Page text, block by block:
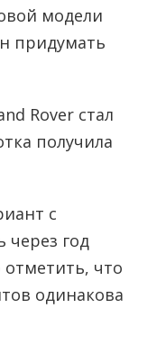
модели
придумать
Rover стал
получила
с
год
что
одинакова